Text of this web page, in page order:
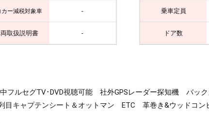
カー減税対象車 -
取扱説明書 -
乗車定員
ドア数
中フルセグTV･DVD視聴可能 社外GPSレーダー探知機 バ
キャプテンシート＆オットマン ETC 革巻き&ウッドコ